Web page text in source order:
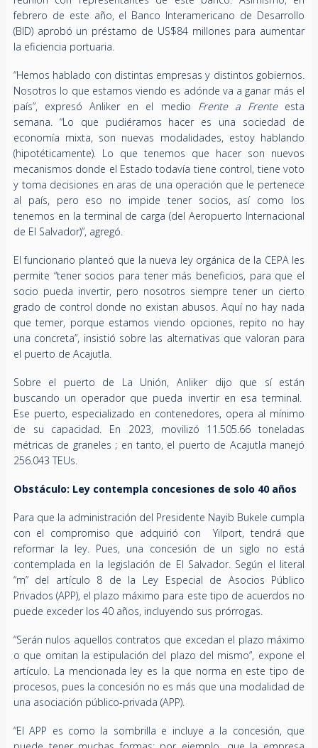
febrero de este año, el Banco Interamericano de Desarrollo
(BID) aprobó un préstamo de US$84 millones para aumentar
la eficiencia portuaria.
“Hemos hablado con distintas empresas y distintos gobiernos.
Nosotros lo que estamos viendo es adónde va a ganar más el
país”, expresó Anliker en el medio Frente a Frenteesta
semana. “Lo que pudiéramos hacer es una sociedad de
economía mixta, son nuevas modalidades, estoy hablando
(hipotéticamente). Lo que tenemos que hacer son nuevos
mecanismos donde el Estado todavía tiene control, tiene voto
y toma decisiones en aras de una operación que le pertenece
al país, pero eso no impide tener socios, así como los
tenemos en la terminal de carga (del Aeropuerto Internacional
de El Salvador)”, agregó.
El funcionario planteó que la nueva ley orgánica de la CEPA les
permite “tener socios para tener más beneficios, para que el
socio pueda invertir, pero nosotros siempre tener un cierto
grado de control donde no existan abusos. Aquí no hay nada
que temer, porque estamos viendo opciones, repito no hay
una concreta”, insistió sobre las alternativas que valoran para
el puerto de Acajutla.
Sobre el puerto de La Unión, Anliker dijo que sí están
buscando un operador que pueda invertir en esa terminal.
Ese puerto, especializado en contenedores, opera al mínimo
de su capacidad. En 2023, movilizó 11.505.66 toneladas
métricas de graneles ; en tanto, el puerto de Acajutla manejó
256.043 TEUs.
Obstáculo: Ley contempla concesiones de solo 40 años
Para que la administración del Presidente Nayib Bukele cumpla
con el compromiso que adquirió con Yilport, tendrá que
reformar la ley. Pues, una concesión de un siglo no está
contemplada en la legislación de El Salvador. Según el literal
“m” del artículo 8 de la Ley Especial de Asocios Público
Privados (APP), el plazo máximo para este tipo de acuerdos no
puede exceder los 40 años, incluyendo sus prórrogas.
“Serán nulos aquellos contratos que excedan el plazo máximo
o que omitan la estipulación del plazo del mismo”, expone el
artículo. La mencionada ley es la que norma en este tipo de
procesos, pues la concesión no es más que una modalidad de
una asociación público-privada (APP).
“El APP es como la sombrilla e incluye a la concesión, que